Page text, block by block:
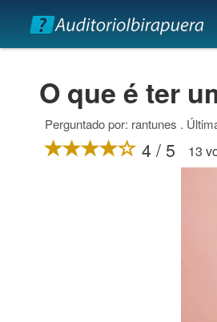
O que é ter
Perguntado por: rantunes .
4 / 5 13